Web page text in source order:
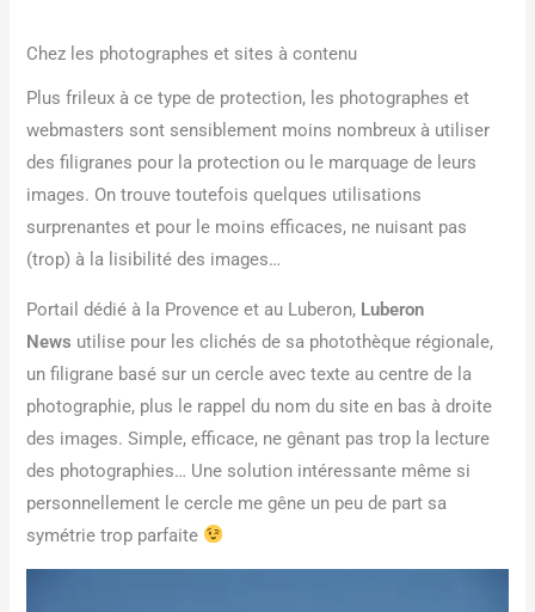
Chez les photographes et sites à contenu
Plus frileux à ce type de protection, les photographes et
webmasters sont sensiblement moins nombreux à utiliser
des filigranes pour la protection ou le marquage de leurs
images. On trouve toutefois quelques utilisations
surprenantes et pour le moins efficaces, ne nuisant pas
(trop) à la lisibilité des images…
Portail dédié à la Provence et au Luberon, Luberon
News utilise pour les clichés de sa photothèque régionale,
un filigrane basé sur un cercle avec texte au centre de la
photographie, plus le rappel du nom du site en bas à droite
des images. Simple, efficace, ne gênant pas trop la lecture
des photographies… Une solution intéressante même si
personnellement le cercle me gêne un peu de part sa
symétrie trop parfaite